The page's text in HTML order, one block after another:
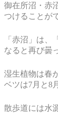
御在所沼・赤
つけることが
「赤沼」は
なると再び曇
湿生植物は春
ベツは7月と8
散歩道には水